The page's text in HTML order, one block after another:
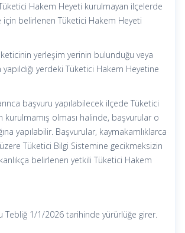
Hakem Heyeti kurulmayan ilçelerde
için belirlenen Tüketici Hakem Heyeti
yerleşim yerinin bulunduğu veya
yerdeki Tüketici Hakem Heyetine
başvuru yapılabilecek ilçede Tüketici
kurulmamış olması halinde, başvurular o
yapılabilir. Başvurular, kaymakamlıklarca
Tüketici Bilgi Sistemine gecikmeksizin
belirlenen yetkili Tüketici Hakem
Tebliğ 1/1/2026 tarihinde yürürlüğe girer.